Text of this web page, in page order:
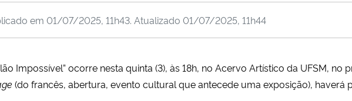
em 01/07/2025, 11h43. Atualizado 01/07/2025, 11h44
Impossível” ocorre nesta quinta (3), às 18h, no Acervo Artístico da UFSM, no
(do francês, abertura, evento cultural que antecede uma exposição), haverá